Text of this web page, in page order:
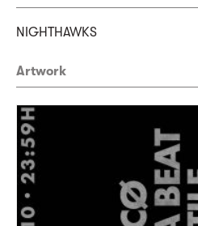
NIGHTHAWKS
Artwork